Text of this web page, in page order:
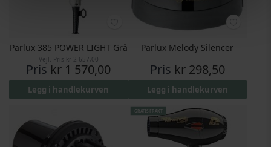
Parlux 385 POWER LIGHT Grå
Vejl. Pris kr 2 657,00
Pris kr 1 570,00
Legg i handlekurven
Parlux Melody Silencer
Pris kr 298,50
Legg i handlekurven
GRATIS FRAKT